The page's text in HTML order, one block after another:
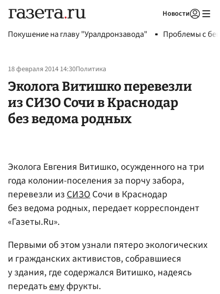
Новости
Покушение на главу "Уралдронзавода" Проблемы с
18 февраля 2014 14:30Политика
Эколога Витишко перевезли
из СИЗО Сочи в Краснодар
без ведома родных
Эколога Евгения Витишко, осужденного на три
года колонии-поселения за порчу забора,
перевезли изСИЗОСочи в Краснодар
без ведома родных, передает корреспондент
«Газеты.Ru».
Первыми об этом узнали пятеро экологических
и гражданских активистов, собравшиеся
у здания, где содержался Витишко, надеясь
передатьемуфрукты.